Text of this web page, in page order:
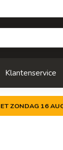
Klantenservice
ZONDAG 16